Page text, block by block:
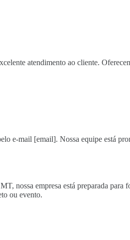
atendimento ao cliente.
e-mail [email]. Nossa equipe está
nossa empresa está preparada para
ou evento.